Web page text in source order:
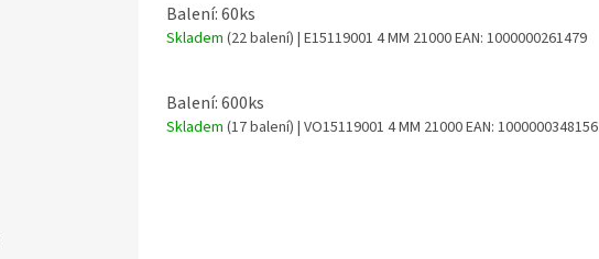
Balení: 60ks
Skladem (22 balení) | E15119001 4 MM 21000EAN: 1000000261479
Balení: 600ks
Skladem (17 balení) | VO15119001 4 MM 21000EAN: 1000000348156